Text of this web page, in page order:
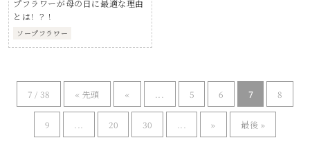
プフラワーが母の日に最適な理由
とは！？！
ソープフラワー
7 / 38 « 先頭 « 5 6 7 8
9 ... 20 30 ... » 最後 »